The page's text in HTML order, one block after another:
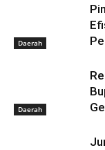
Daerah
Daerah